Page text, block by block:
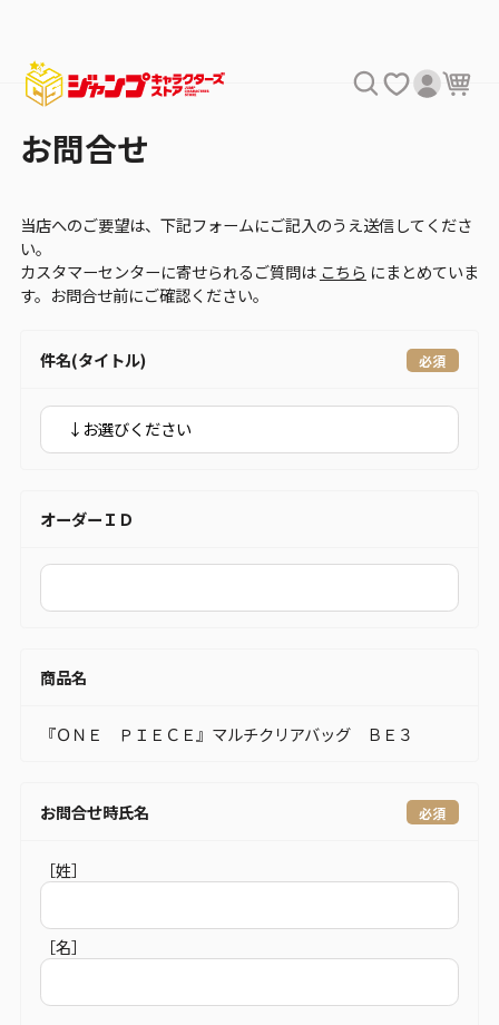
お問合せ
当店へのご要望は、下記フォームにご記入のうえ送信してくださ
い。
カスタマーセンターに寄せられるご質問は こちら にまとめていま
す。お問合せ前にご確認ください。
件名(タイトル)
オーダーＩＤ
商品名
『ＯＮＥ ＰＩＥＣＥ』マルチクリアバッグ ＢＥ３
お問合せ時氏名
［姓］
［名］